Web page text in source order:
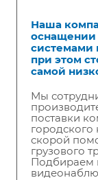
Наша
оснащении
системами
при этом
самой
Мы
поставки
городского
скорой
грузового
Подбираем